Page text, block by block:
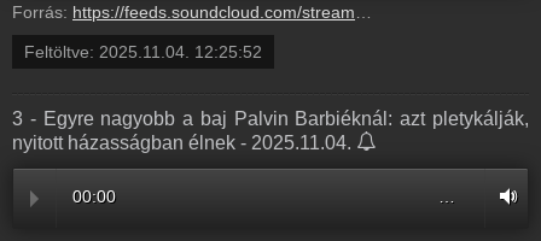
Forrás: https://feeds.soundcloud.com/stream/2206096343-radio1hungary-4-magasabb-kiskereskedelmi-arak-johetnek-a-kutaknal-ha-trump-nem-ad-haladekot-vonalban-holoda-attila-energetikai-szakerto-4.mp3
Feltöltve: 2025.11.04. 12:25:52
3 - Egyre nagyobb a baj Palvin Barbiéknál: azt pletykálják,
nyitott házasságban élnek - 2025.11.04.
00:00 …